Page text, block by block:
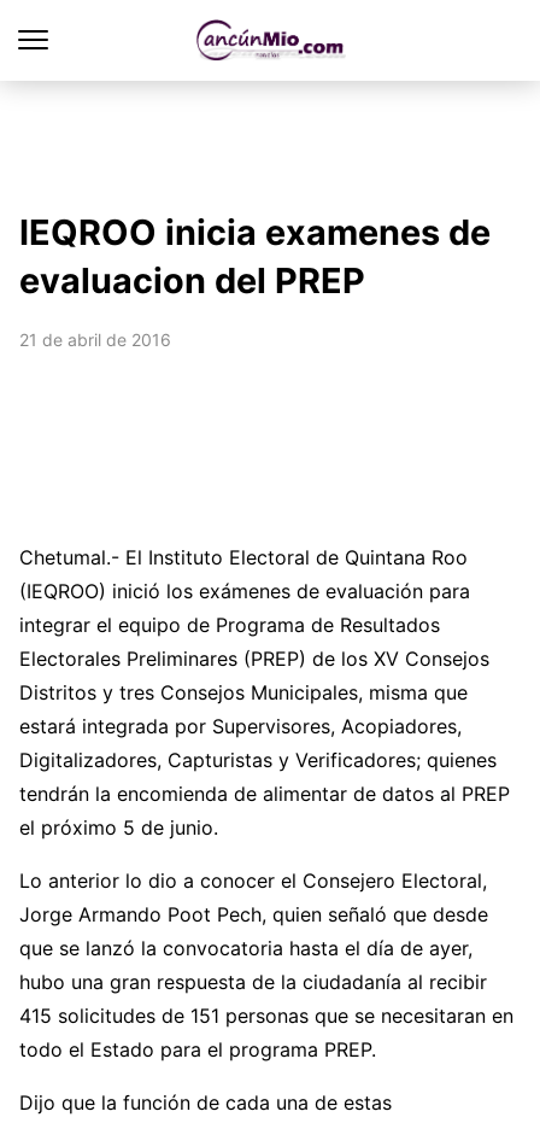
IEQROO inicia examenes de
evaluacion del PREP
21 de abril de 2016
Chetumal.- El Instituto Electoral de Quintana Roo
(IEQROO) inició los exámenes de evaluación para
integrar el equipo de Programa de Resultados
Electorales Preliminares (PREP) de los XV Consejos
Distritos y tres Consejos Municipales, misma que
estará integrada por Supervisores, Acopiadores,
Digitalizadores, Capturistas y Verificadores; quienes
tendrán la encomienda de alimentar de datos al PREP
el próximo 5 de junio.
Lo anterior lo dio a conocer el Consejero Electoral,
Jorge Armando Poot Pech, quien señaló que desde
que se lanzó la convocatoria hasta el día de ayer,
hubo una gran respuesta de la ciudadanía al recibir
415 solicitudes de 151 personas que se necesitaran en
todo el Estado para el programa PREP.
Dijo que la función de cada una de estas